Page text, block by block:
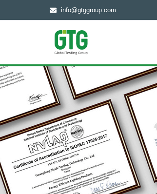
info@gtggroup.com